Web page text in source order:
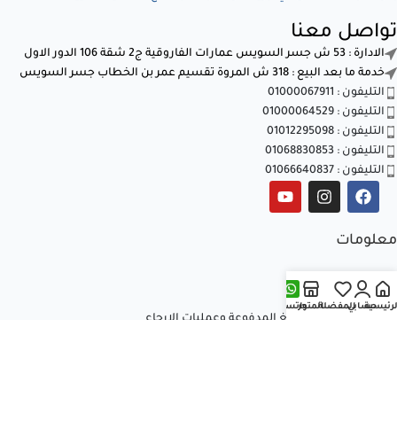
تواصل معنا
الادارة : 53 ش جسر السويس عمارات الفاروقية ج2 شقة 106 الدور الاول
خدمة ما بعد البيع : 318 ش المروة تقسيم عمر بن الخطاب جسر السويس
التليفون : 01000067911
التليفون : 01000064529
التليفون : 01012295098
التليفون : 01068830853
التليفون : 01066640837
معلومات
الشروط والأحكام
سياسة الخصوصية
سياسة استرداد المبالغ المدفوعة وعمليات الإرجاع
حسابيالمفضلةالمتجرواتساب